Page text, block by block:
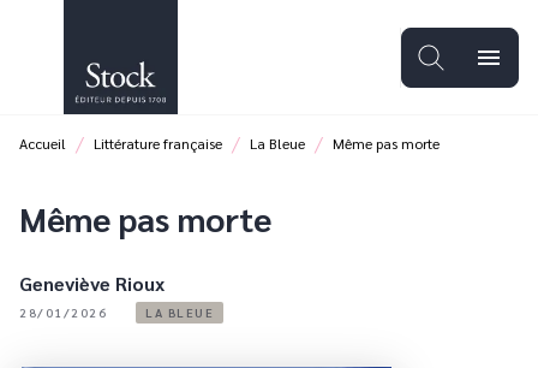
PIED DE PAGE
menu
Accueil / Littérature française / La Bleue / Même pas morte
Même pas morte
Geneviève Rioux
28/01/2026 LA BLEUE